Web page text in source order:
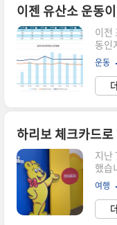
았습
이트
비하
핑이
기본
도
에서
이전
동인
데요
데이
무산
다.
로가
낮추
되는
속하
스
값들
운동
지난
했습
존재
도
의 세
보 굿
여행